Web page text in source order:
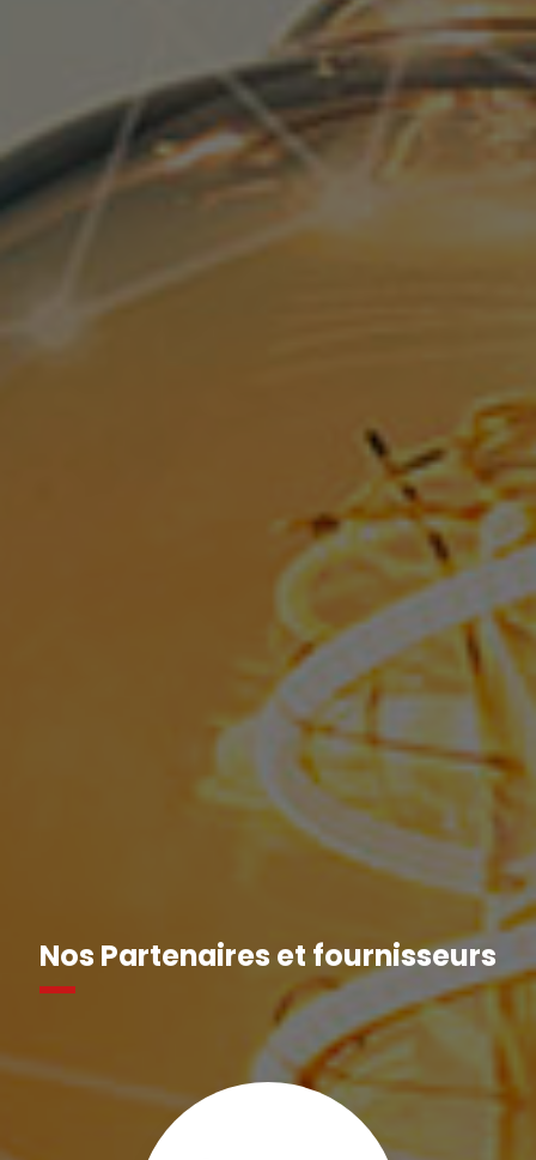
Nos Partenaires et fournisseurs